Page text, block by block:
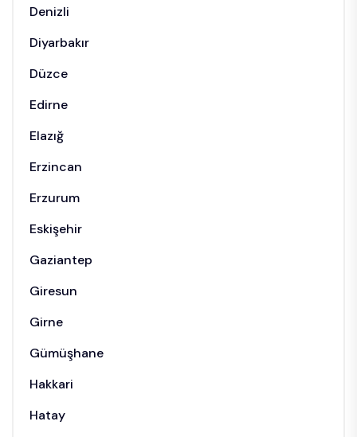
Denizli
Diyarbakır
Düzce
Edirne
Elazığ
Erzincan
Erzurum
Eskişehir
Gaziantep
Giresun
Girne
Gümüşhane
Hakkari
Hatay